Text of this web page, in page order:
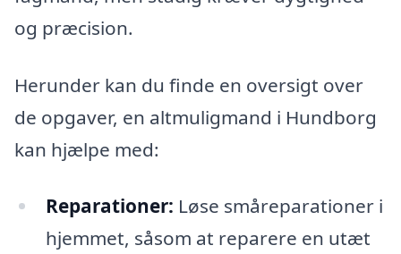
og præcision.
Herunder kan du finde en oversigt over
de opgaver, en altmuligmand i Hundborg
kan hjælpe med:
Reparationer: Løse småreparationer i
hjemmet, såsom at reparere en utæt